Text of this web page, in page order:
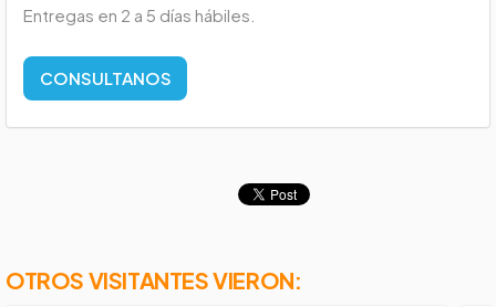
Entregas en 2 a 5 días hábiles.
CONSULTANOS
OTROS VISITANTES VIERON: